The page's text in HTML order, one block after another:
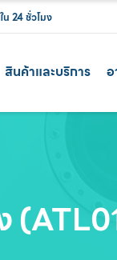
น 24 ชั่วโมง
สินค้าและบริการ